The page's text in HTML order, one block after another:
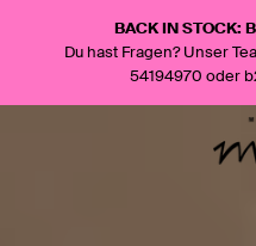
BACK IN STOCK:
Du hast Fragen? Unser
54194970 oder